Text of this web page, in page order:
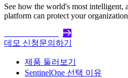
See how the world's most intelligent,
platform can protect your
데모 신청문의하기
제품 둘러보기
SentinelOne 선택 이유